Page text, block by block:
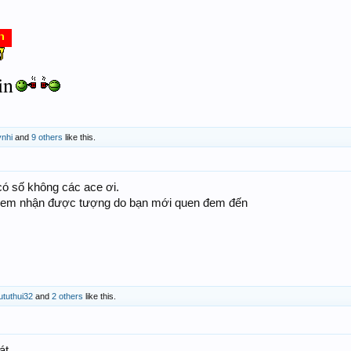
and 9 others like this.
số không các ace ơi.
nhận được tượng do bạn mới quen đem đến
and 2 others like this.